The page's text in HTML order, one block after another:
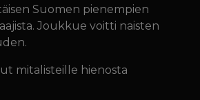
Suomen pienempien
Joukkue voitti naisten
mitalisteille hienosta